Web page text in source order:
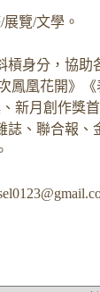
覽/文學。
槓身分，協助
鳳凰花開》
新月創作獎
誌、聯合報、